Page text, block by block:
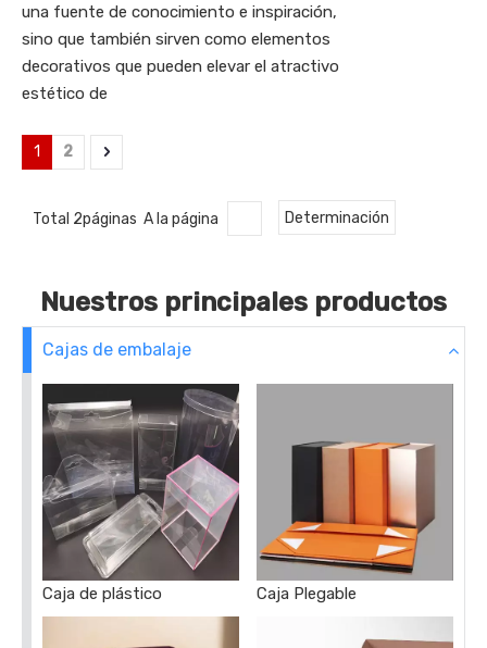
una fuente de conocimiento e inspiración,
sino que también sirven como elementos
decorativos que pueden elevar el atractivo
estético de
1 2
Total 2páginas A la página Determinación
Nuestros principales productos
Cajas de embalaje
Caja de plástico Caja Plegable